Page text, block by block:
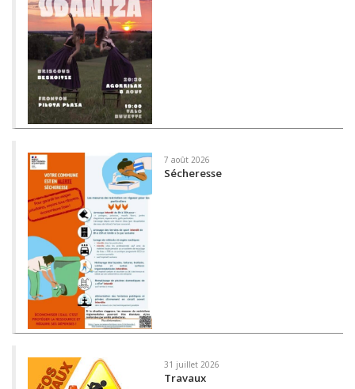
7 août 2026
Sécheresse
31 juillet 2026
Travaux